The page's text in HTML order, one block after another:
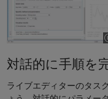
対話的に手順を
ライブエディターのタス